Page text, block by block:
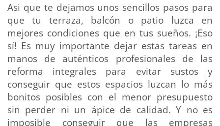
Asi que te dejamos unos sencillos pasos para
que tu terraza, balcón o patio luzca en
mejores condiciones que en tus sueños. ¡Eso
sí! Es muy importante dejar estas tareas en
manos de auténticos profesionales de las
reforma integrales para evitar sustos y
conseguir que estos espacios luzcan lo más
bonitos posibles con el menor presupuesto
sin perder ni un ápice de calidad. Y no es
imposible conseguir que las empresas